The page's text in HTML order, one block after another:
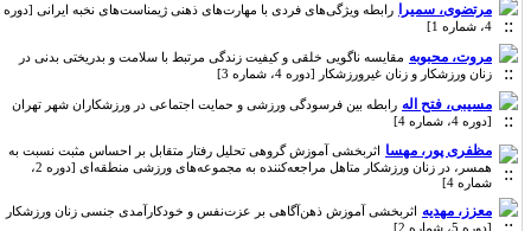
مرتضوی، سمیرا رابطه ویژگی‌های فردی با مهارت‌های ذهنی ژیمناست‌های نخبه ایرانی [دوره
4، شماره 1]
مروت، محبوبه مقایسه ناگویی خلقی و کیفیت زندگی مرتبط با سلامت و بدریختی بدنی در
زنان ورزشکار و زنان غیرورزشکار [دوره 4، شماره 3]
مسیبی، فتح اله
رابطه بین فرسودگی ورزشی و حمایت اجتماعی در ورزشکاران شهر تهران
[دوره 4، شماره 4]
مظفری پور، مهسا اثربخشی آموزش گروهی تحلیل رفتار متقابل بر احساس مثبت نسبت به
همسر، در زنان ورزشکار متاهل مراجعه‌کننده به مجموعه‌های ورزشی منطقه‌ای [دوره 2،
شماره 4]
معزز، مهدیه اثربخشی آموزش ذهن‌آگاهی بر عزت‌نفس و خودکارآمدی جنسی زنان ورزشکار
[دوره 5، شماره 2]